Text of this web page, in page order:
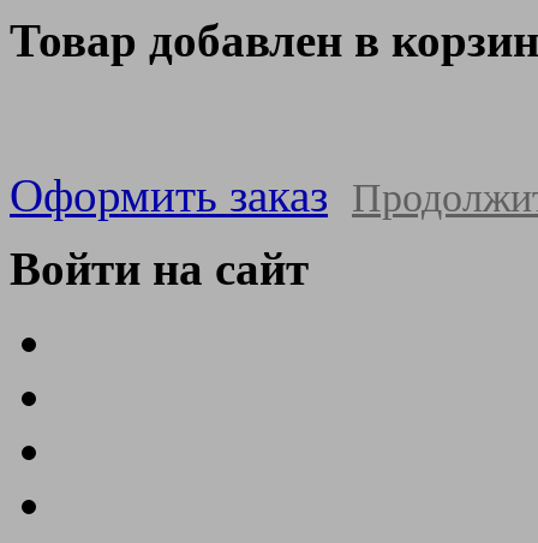
Товар добавлен в
Оформить заказ
Войти на сайт